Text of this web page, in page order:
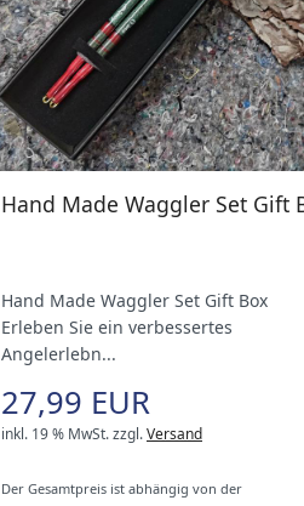
Hand Made Waggler Set Gift
Hand Made Waggler Set Gift Box
Erleben Sie ein verbessertes
Angelerlebn...
27,99 EUR
inkl. 19 % MwSt.zzgl.Versand
Der Gesamtpreis ist abhängig von der